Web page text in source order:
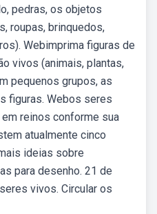
pedras, os objetos
roupas, brinquedos,
Webimprima figuras de
vivos (animais, plantas,
pequenos grupos, as
figuras. Webos seres
reinos conforme sua
atualmente cinco
ideias sobre
para desenho. 21 de
vivos. Circular os